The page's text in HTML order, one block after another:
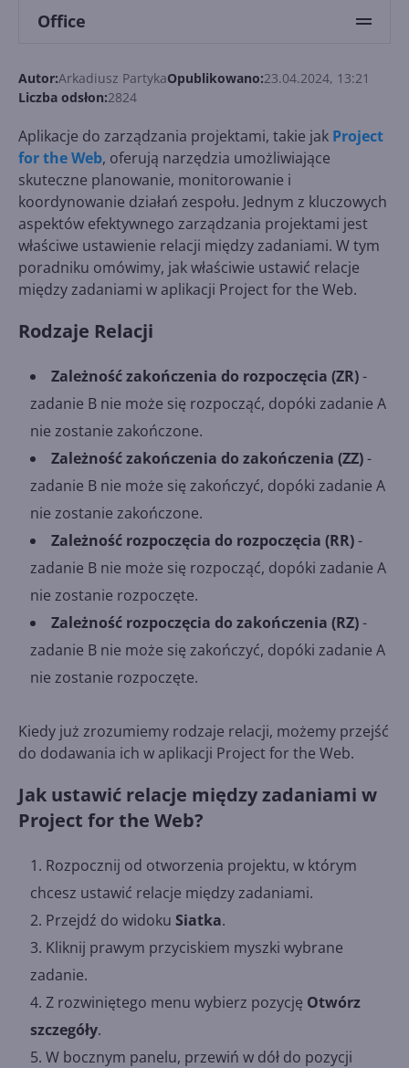
Office
Autor:Arkadiusz PartykaOpublikowano:23.04.2024, 13:21
Liczba odsłon:2824
Aplikacje do zarządzania projektami, takie jak Project
for the Web, oferują narzędzia umożliwiające
skuteczne planowanie, monitorowanie i
koordynowanie działań zespołu. Jednym z kluczowych
aspektów efektywnego zarządzania projektami jest
właściwe ustawienie relacji między zadaniami. W tym
poradniku omówimy, jak właściwie ustawić relacje
między zadaniami w aplikacji Project for the Web.
Rodzaje Relacji
Zależność zakończenia do rozpoczęcia (ZR)-
zadanie B nie może się rozpocząć, dopóki zadanie A
nie zostanie zakończone.
Zależność zakończenia do zakończenia (ZZ)-
zadanie B nie może się zakończyć, dopóki zadanie A
nie zostanie zakończone.
Zależność rozpoczęcia do rozpoczęcia (RR)-
zadanie B nie może się rozpocząć, dopóki zadanie A
nie zostanie rozpoczęte.
Zależność rozpoczęcia do zakończenia (RZ)-
zadanie B nie może się zakończyć, dopóki zadanie A
nie zostanie rozpoczęte.
Kiedy już zrozumiemy rodzaje relacji, możemy przejść
do dodawania ich w aplikacji Project for the Web.
Jak ustawić relacje między zadaniami w
Project for the Web?
Rozpocznij od otworzenia projektu, w którym
chcesz ustawić relacje między zadaniami.
Przejdź do widoku Siatka.
Kliknij prawym przyciskiem myszki wybrane
zadanie.
Z rozwiniętego menu wybierz pozycję Otwórz
szczegóły.
W bocznym panelu, przewiń w dół do pozycji